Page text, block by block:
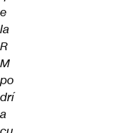
e
la
R
M
po
drí
a